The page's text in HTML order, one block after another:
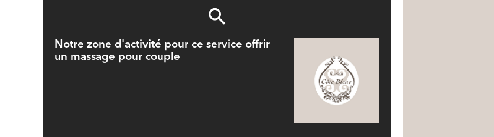
Notre zone d'activité pour ce service offrir
un massage pour couple